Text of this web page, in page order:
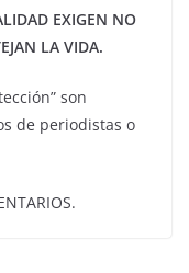
EXIGEN NO
LA VIDA.
son
de periodistas o